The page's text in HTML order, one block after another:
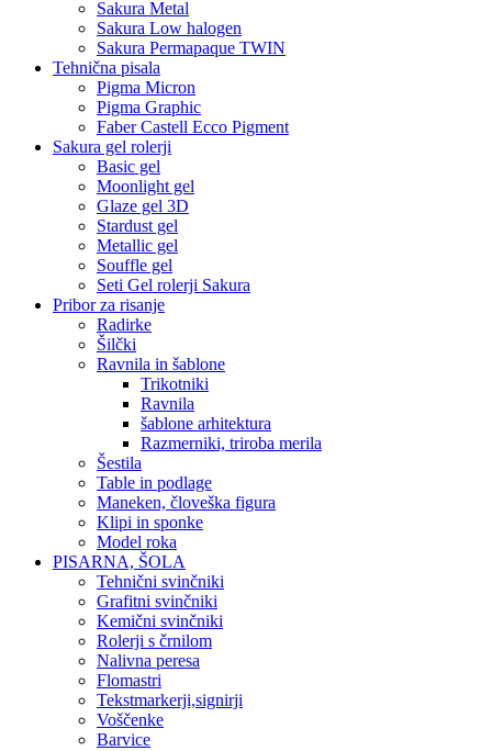
Sakura Metal
Sakura Low halogen
Sakura Permapaque TWIN
Tehnična pisala
Pigma Micron
Pigma Graphic
Faber Castell Ecco Pigment
Sakura gel rolerji
Basic gel
Moonlight gel
Glaze gel 3D
Stardust gel
Metallic gel
Souffle gel
Seti Gel rolerji Sakura
Pribor za risanje
Radirke
Šilčki
Ravnila in šablone
Trikotniki
Ravnila
šablone arhitektura
Razmerniki, triroba merila
Šestila
Table in podlage
Maneken, človeška figura
Klipi in sponke
Model roka
PISARNA, ŠOLA
Tehnični svinčniki
Grafitni svinčniki
Kemični svinčniki
Rolerji s črnilom
Nalivna peresa
Flomastri
Tekstmarkerji,signirji
Voščenke
Barvice